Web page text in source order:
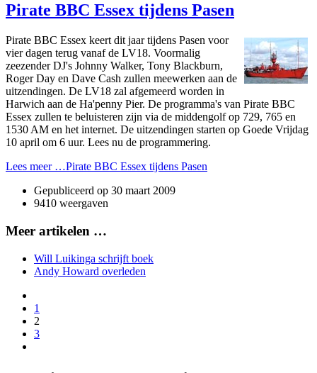
Pirate BBC Essex tijdens Pasen
Pirate BBC Essex keert dit jaar tijdens Pasen voor
vier dagen terug vanaf de LV18. Voormalig
zeezender DJ's Johnny Walker, Tony Blackburn,
Roger Day en Dave Cash zullen meewerken aan de
uitzendingen. De LV18 zal afgemeerd worden in
Harwich aan de Ha'penny Pier. De programma's van Pirate BBC
Essex zullen te beluisteren zijn via de middengolf op 729, 765 en
1530 AM en het internet. De uitzendingen starten op Goede Vrijdag
10 april om 6 uur. Lees nu de programmering.
Lees meer …Pirate BBC Essex tijdens Pasen
Gepubliceerd op 30 maart 2009
9410 weergaven
Meer artikelen …
Will Luikinga schrijft boek
Andy Howard overleden
1
2
3